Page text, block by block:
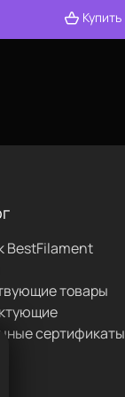
Купить
BestFilament
товары
сертификаты